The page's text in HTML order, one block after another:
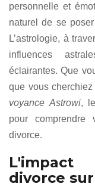
personnelle et
naturel de se
L’astrologie, à
influences
éclairantes. Que
que vous
voyance Astrowi,
pour
divorce.
divorce